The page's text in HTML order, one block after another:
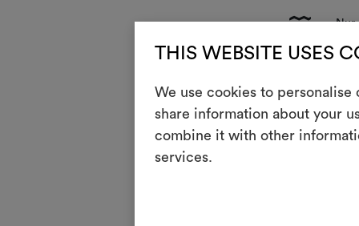
THIS WEBSITE USES
We use cookies to
share information about your
combine it with other
services.
{ Nur
g
m
n